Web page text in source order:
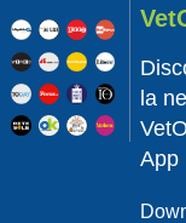
la
App